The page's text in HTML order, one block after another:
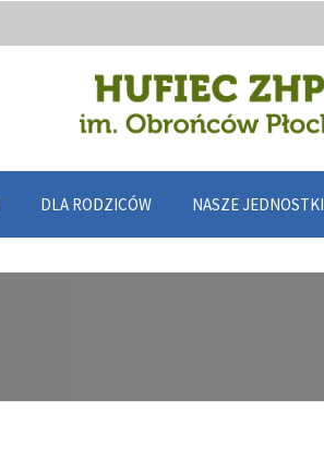
DLA RODZICÓW NASZE JEDNOSTKI